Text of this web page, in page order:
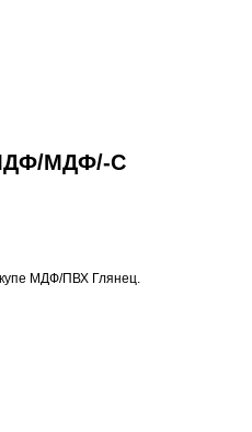
МДФ/-С
МДФ/ПВХ Глянец.